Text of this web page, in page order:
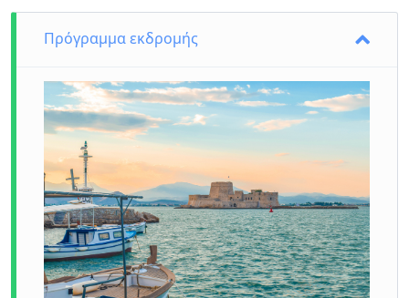
Πρόγραμμα εκδρομής